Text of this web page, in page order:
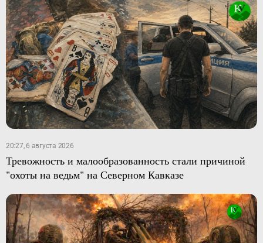
20:27, 6 августа 2026
Тревожность и малообразованность стали причиной
"охоты на ведьм" на Северном Кавказе